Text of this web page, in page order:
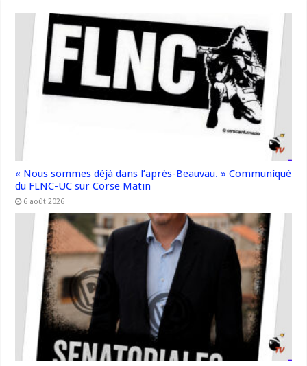
« Nous sommes déjà dans l’après-Beauvau. » Communiqué
du FLNC-UC sur Corse Matin
6 août 2026